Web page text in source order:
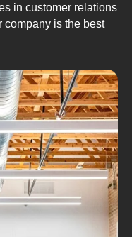
in customer relations
is the best